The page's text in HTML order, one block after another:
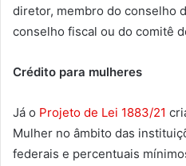
diretor, membro do conselho
conselho fiscal ou do comitê
Crédito para mulheres
Já o Projeto de Lei 1883/21
Mulher no âmbito das
federais e percentuais